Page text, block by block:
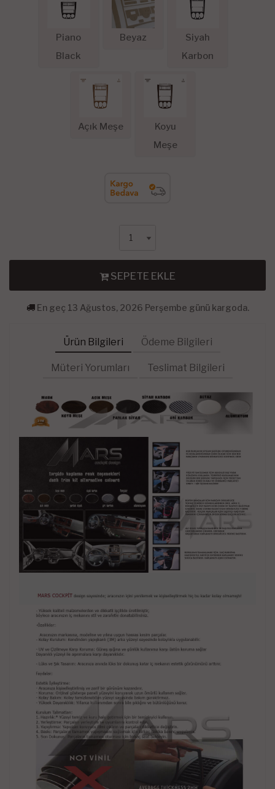
Piano
Black
Beyaz
Siyah
Karbon
Açık Meşe
Koyu
Meşe
SEPETE EKLE
En geç 13 Ağustos, 2026 Perşembe günü kargoda.
Ürün Bilgileri Ödeme Bilgileri
Müteri Yorumları Teslimat Bilgileri